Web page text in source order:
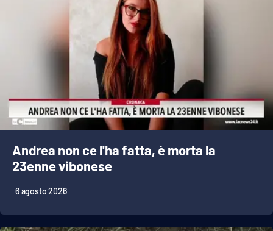
Lactv.it
Lacitymag.it
Lacapitalenews.it
Andrea non ce l'ha fatta, è morta la
23enne vibonese
6 agosto 2026